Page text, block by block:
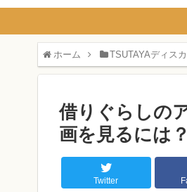
ホーム TSUTAYAディス
借りぐらしの
画を見るには？
Twitter